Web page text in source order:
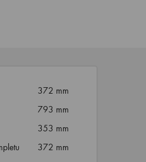
372 mm
793 mm
353 mm
372 mm